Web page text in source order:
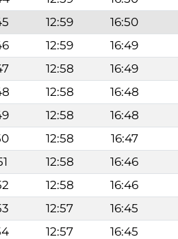
12:59 16:50
12:59 16:49
12:58 16:49
12:58 16:48
12:58 16:48
12:58 16:47
12:58 16:46
12:58 16:46
12:57 16:45
12:57 16:45